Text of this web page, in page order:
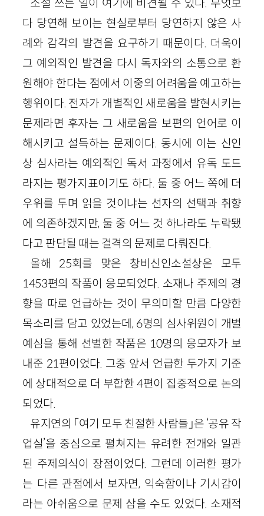
소설 쓰는 일이 여기에 비견될 수 있다. 무엇보
다 당연해 보이는 현실로부터 당연하지 않은 사
례와 감각의 발견을 요구하기 때문이다. 더욱이
그 예외적인 발견을 다시 독자와의 소통으로 환
원해야 한다는 점에서 이중의 어려움을 예고하는
행위이다. 전자가 개별적인 새로움을 발현시키는
문제라면 후자는 그 새로움을 보편의 언어로 이
해시키고 설득하는 문제이다. 동시에 이는 신인
상 심사라는 예외적인 독서 과정에서 유독 도드
라지는 평가지표이기도 하다. 둘 중 어느 쪽에 더
우위를 두며 읽을 것이냐는 선자의 선택과 취향
에 의존하겠지만, 둘 중 어느 것 하나라도 누락됐
다고 판단될 때는 결격의 문제로 다뤄진다.
올해 25회를 맞은 창비신인소설상은 모두
1453편의 작품이 응모되었다. 소재나 주제의 경
향을 따로 언급하는 것이 무의미할 만큼 다양한
목소리를 담고 있었는데, 6명의 심사위원이 개별
예심을 통해 선별한 작품은 10명의 응모자가 보
내준 21편이었다. 그중 앞서 언급한 두가지 기준
에 상대적으로 더 부합한 4편이 집중적으로 논의
되었다.
유지연의 「여기 모두 친절한 사람들」은 ‘공유 작
업실’을 중심으로 펼쳐지는 유려한 전개와 일관
된 주제의식이 장점이었다. 그런데 이러한 평가
는 다른 관점에서 보자면, 익숙함이나 기시감이
라는 아쉬움으로 문제 삼을 수도 있었다. 소재적